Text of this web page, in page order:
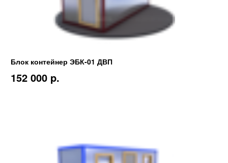
Блок контейнер ЭБК-01 ДВП
152 000 p.